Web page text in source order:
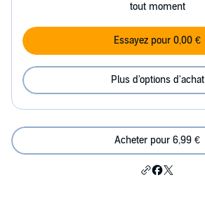
tout moment
Essayez pour 0,00 €
Plus d'options d'achat
Acheter pour 6,99 €